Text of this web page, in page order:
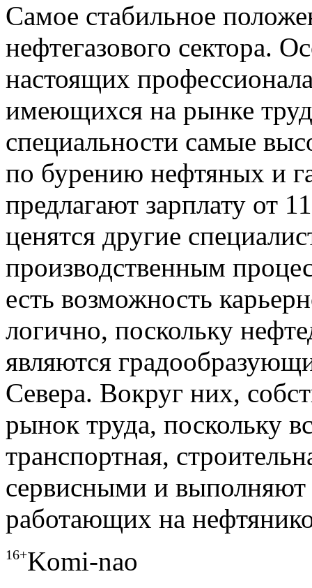
Самое стабильное
нефтегазового сектора.
настоящих
имеющихся на рынке
специальности самые
по бурению нефтяных и
предлагают зарплату от
ценятся другие
производственным
есть возможность
логично, поскольку
являются
Севера. Вокруг них,
рынок труда, поскольку
транспортная,
сервисными и выполняют
работающих на
16+Komi-nao